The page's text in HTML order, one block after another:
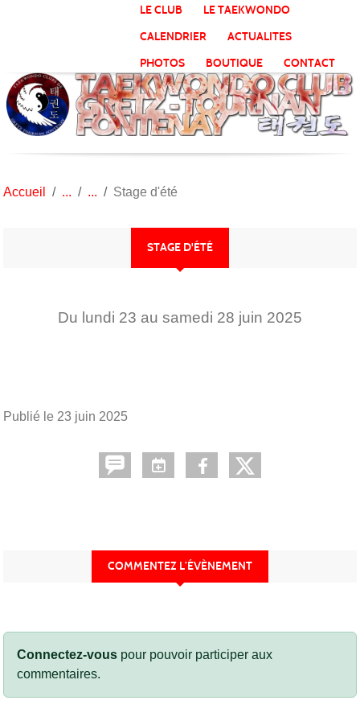
LE CLUB
LE TAEKWONDO
CALENDRIER
ACTUALITES
PHOTOS
BOUTIQUE CONTACT
Accueil Stage d'été
STAGE D'ÉTÉ
Du lundi 23 au samedi 28 juin 2025
Publié le 23 juin 2025
COMMENTEZ L’ÉVÈNEMENT
Connectez-vous pour pouvoir participer aux
commentaires.
Panneau de gestion des cookies